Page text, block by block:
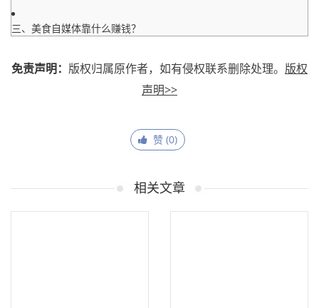
三、美食自媒体靠什么赚钱？
免责声明： 版权归属原作者，如有侵权联系删除处理。 版权
声明>>
赞 (0)
相关文章